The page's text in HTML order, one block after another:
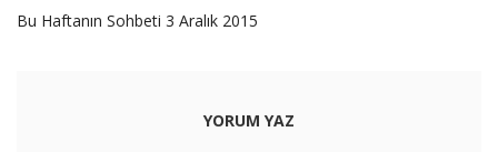
Bu Haftanın Sohbeti 3 Aralık 2015
YORUM YAZ